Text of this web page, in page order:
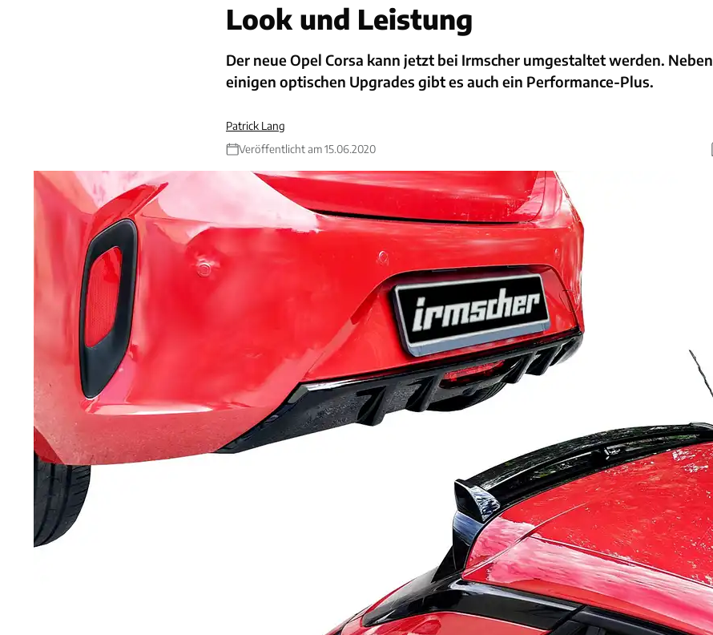
Look und Leistung
Der neue Opel Corsa kann jetzt bei Irmscher umgestaltet werden. Neben
einigen optischen Upgrades gibt es auch ein Performance-Plus.
Patrick Lang
Veröffentlicht am 15.06.2020